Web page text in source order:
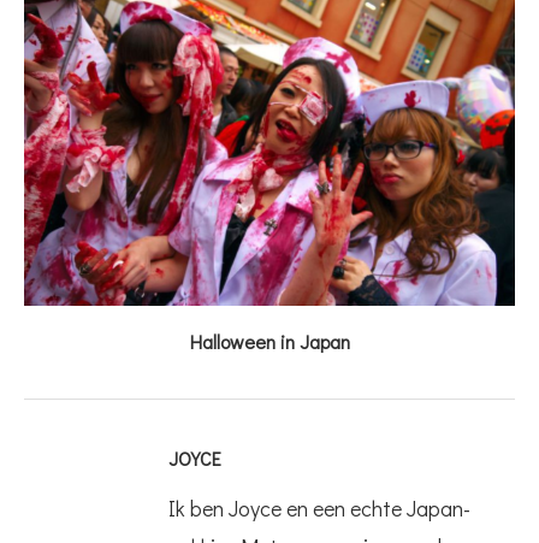
Halloween in Japan
JOYCE
Ik ben Joyce en een echte Japan-